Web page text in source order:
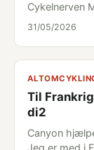
Cykelnerven
31/05/2026
Til
di2
Canyon
Jeg er med i